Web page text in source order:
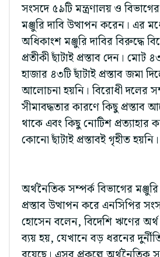
সংসদে ৫৯টি মন্ত্রণালয় ও বিভাগের
মঞ্জুরি দাবি উত্থাপন করেন। এর
অধিকাংশ মঞ্জুরি দাবির বিরুদ্ধে
প্রতীকী ছাঁটাই প্রস্তাব দেন।
হাজার ৪৩টি ছাঁটাই প্রস্তাব
আলোচনা হয়নি। বিরোধী দলের
সীমাবদ্ধতার কারণে কিছু প্রস্তাব
থাকে এবং কিছু নোটিশ প্রত্যাহার
কোনো ছাঁটাই প্রস্তাবই গৃহীত হয়নি।
অর্থনৈতিক সম্পর্ক বিভাগের
প্রস্তাব উত্থাপন করে এনসিপির
হোসেন বলেন, বিদেশি ঋণের
ব্যয় হয়, যেখানে বড় ধরনের